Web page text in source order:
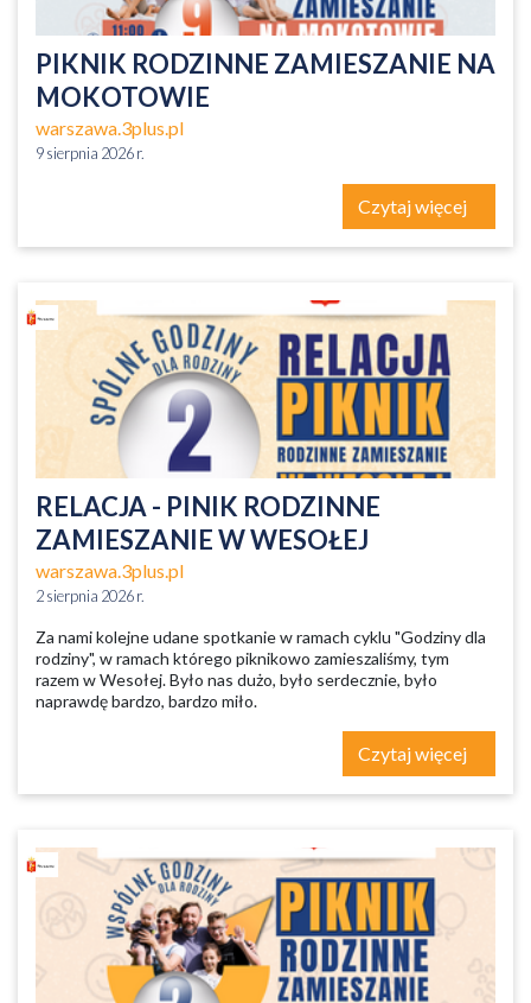
PIKNIK RODZINNE ZAMIESZANIE NA
MOKOTOWIE
warszawa.3plus.pl
9 sierpnia 2026 r.
Czytaj więcej
RELACJA - PINIK RODZINNE
ZAMIESZANIE W WESOŁEJ
warszawa.3plus.pl
2 sierpnia 2026 r.
Za nami kolejne udane spotkanie w ramach cyklu "Godziny dla
rodziny", w ramach którego piknikowo zamieszaliśmy, tym
razem w Wesołej. Było nas dużo, było serdecznie, było
naprawdę bardzo, bardzo miło.
Czytaj więcej